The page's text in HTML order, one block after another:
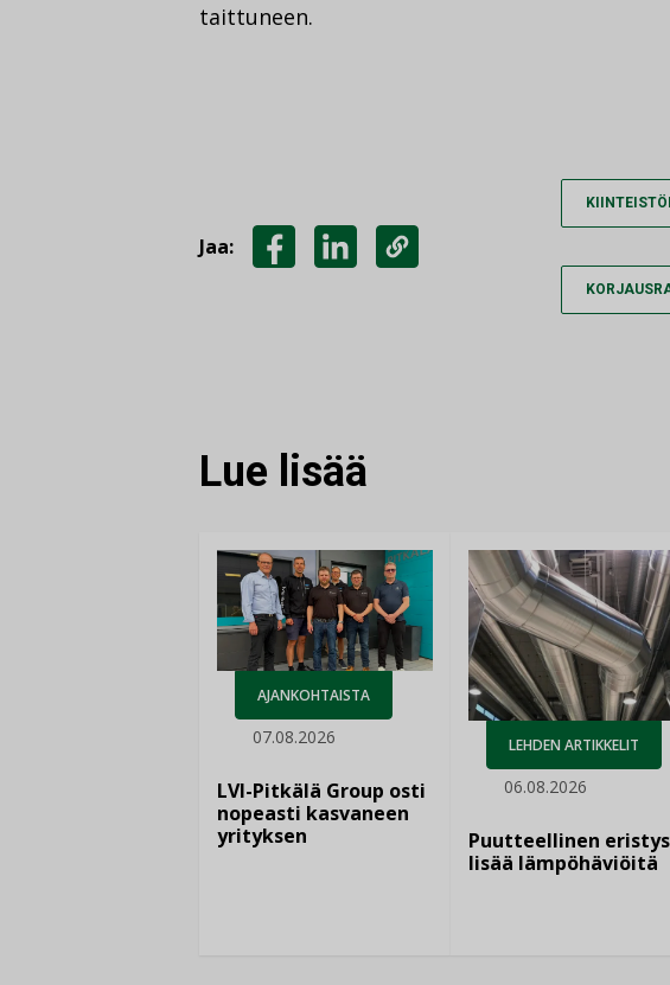
taittuneen.
Jaa:
Lue lisää
AJANKOHTAISTA
07.08.2026
LVI-Pitkälä Group osti
nopeasti kasvaneen
yrityksen
LEHDEN ARTIKKELIT
06.08.2026
Puutteellinen eristys
lisää lämpöhäviöitä